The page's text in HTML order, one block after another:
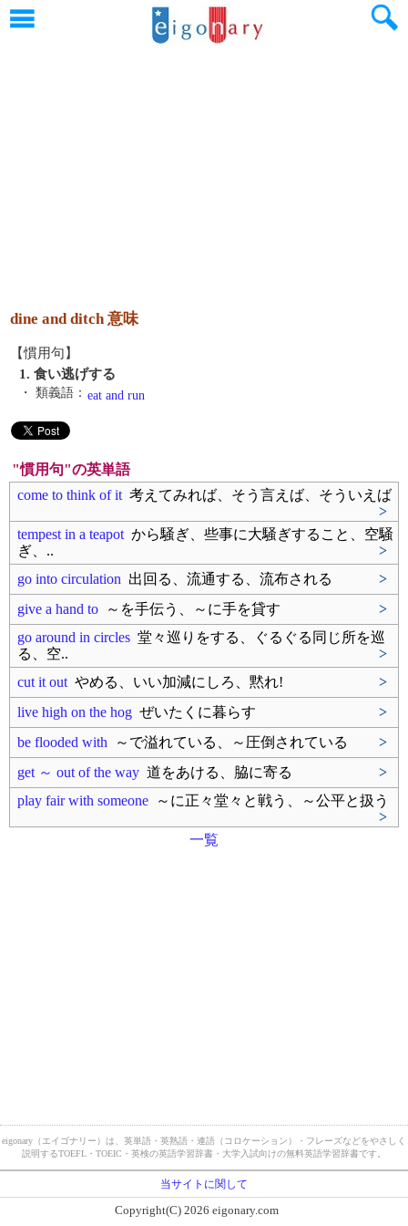
dine and ditch 意味
【慣用句】
1. 食い逃げする
・ 類義語： eat and run
"慣用句"の英単語
come to think of it 考えてみれば、そう言えば、そういえば
>
tempest in a teapot から騒ぎ、些事に大騒ぎすること、空騒
ぎ、..
>
go into circulation 出回る、流通する、流布される
>
give a hand to ～を手伝う、～に手を貸す
>
go around in circles 堂々巡りをする、ぐるぐる同じ所を巡
る、空..
>
cut it out やめる、いい加減にしろ、黙れ!
>
live high on the hog ぜいたくに暮らす
>
be flooded with ～で溢れている、～圧倒されている
>
get ～ out of the way 道をあける、脇に寄る
>
play fair with someone ～に正々堂々と戦う、～公平と扱う
>
一覧
eigonary（エイゴナリー）は、英単語・英熟語・連語（コロケーション）・フレーズなどをやさしく
説明するTOEFL・TOEIC・英検の英語学習辞書・大学入試向けの無料英語学習辞書です。
当サイトに関して
Copyright(C) 2026 eigonary.com